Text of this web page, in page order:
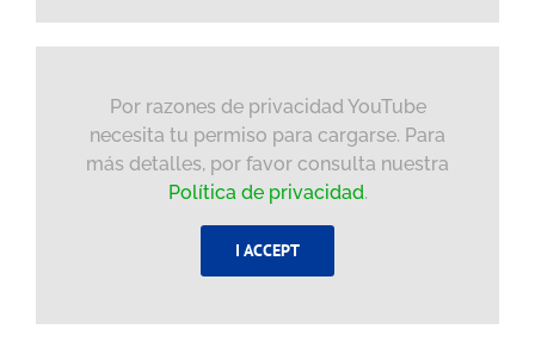
Por razones de privacidad YouTube
necesita tu permiso para cargarse. Para
más detalles, por favor consulta nuestra
Política de privacidad.
I ACCEPT